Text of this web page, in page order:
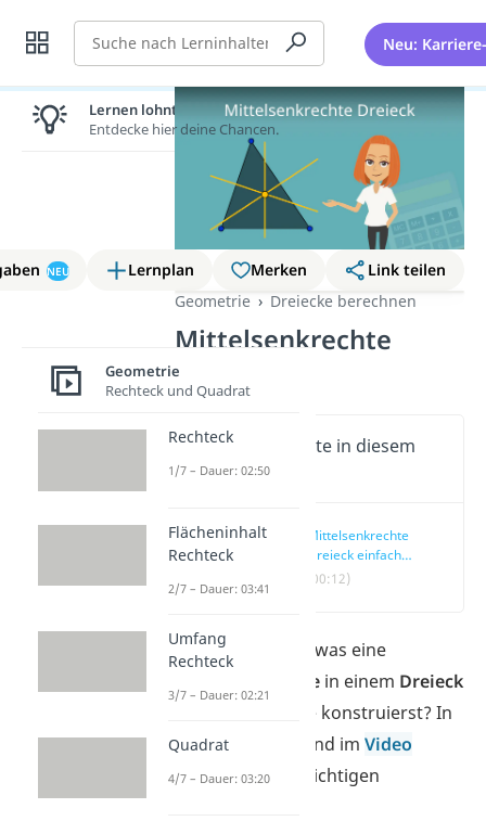
Suche Neu:
NEU Lernplan Merken
Link teilen
Geometrie
Dreiecke berechnen
Mittelsenkrechte
Dreieck
Wichtige Inhalte in diesem
Video
Mittelsenkrechte
Dreieck einfach
erklärt
(00:12)
Du willst wissen, was eine
Mittelsenkrechtein einem Dreieck
ist und wie du sie konstruierst? In
diesem Beitrag und im Video
findest du alle wichtigen
Lernen lohnt sich!
Entdecke hier deine Chancen.
Geometrie
Rechteck und Quadrat
Rechteck
1/7 – Dauer: 02:50
Flächeninhalt
Rechteck
2/7 – Dauer: 03:41
Umfang
Rechteck
3/7 – Dauer: 02:21
Quadrat
4/7 – Dauer: 03:20